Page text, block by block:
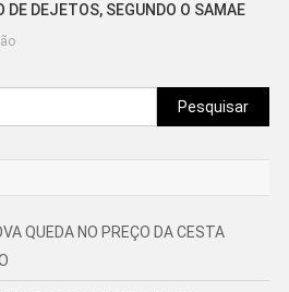
DE DEJETOS, SEGUNDO O SAMAE
Pesquisar
por:
QUEDA NO PREÇO DA CESTA